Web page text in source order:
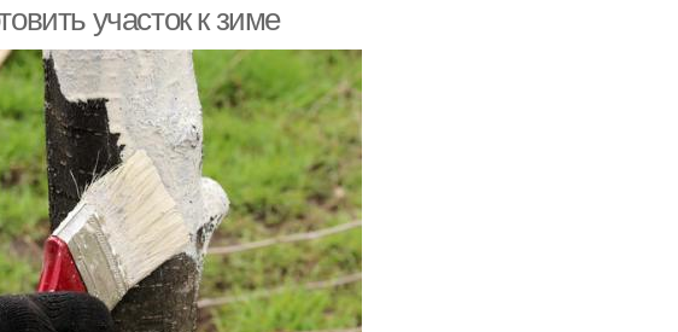
участок к зиме